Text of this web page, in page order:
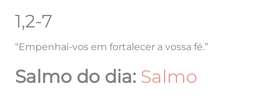
1,2-7
“Empenhai-vos em fortalecer a vossa fé.”
Salmo do dia: Salmo